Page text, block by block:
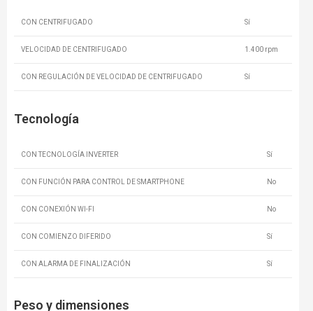
CON CENTRIFUGADO Sí
VELOCIDAD DE CENTRIFUGADO 1.400 rpm
CON REGULACIÓN DE VELOCIDAD DE CENTRIFUGADO Sí
Tecnología
CON TECNOLOGÍA INVERTER Sí
CON FUNCIÓN PARA CONTROL DE SMARTPHONE No
CON CONEXIÓN WI-FI No
CON COMIENZO DIFERIDO Sí
CON ALARMA DE FINALIZACIÓN Sí
Peso y dimensiones